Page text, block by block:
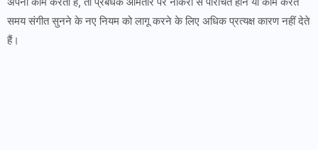
समय संगीत सुनने के नए नियम को लागू करने के लिए अधिक प्रत्यक्ष कारण नहीं देते
हैं।